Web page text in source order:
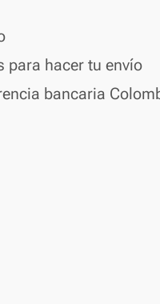
para hacer tu envío
bancaria